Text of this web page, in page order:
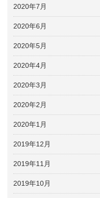
2020年7月
2020年6月
2020年5月
2020年4月
2020年3月
2020年2月
2020年1月
2019年12月
2019年11月
2019年10月